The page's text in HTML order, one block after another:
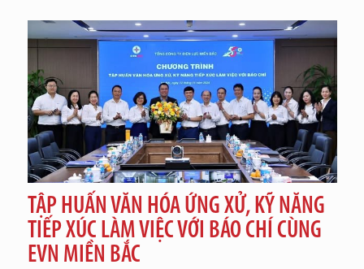
TẬP HUẤN VĂN HÓA ỨNG XỬ, KỸ NĂNG
TIẾP XÚC LÀM VIỆC VỚI BÁO CHÍ CÙNG
EVN MIỀN BẮC